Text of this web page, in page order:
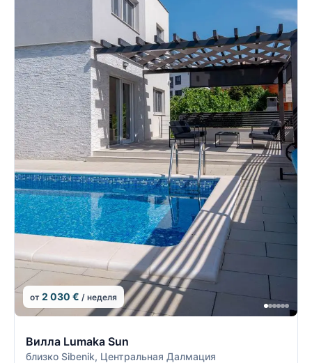
от 2 030 € / неделя
Вилла Lumaka Sun
близко Sibenik, Центральная Далмация